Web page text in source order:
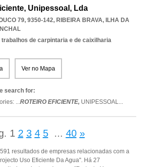
Unipessoal, Lda
79, 9350-142, RIBEIRA BRAVA, ILHA DA
trabalhos de carpintaria e de caixilharia
Ver no Mapa
search for:
...ROTEIRO EFICIENTE, UNIPESSOAL...
1 2 3 4 5 ... 40 »
resultados de empresas relacionadas com a
Uso Eficiente Da Agua". Há 27